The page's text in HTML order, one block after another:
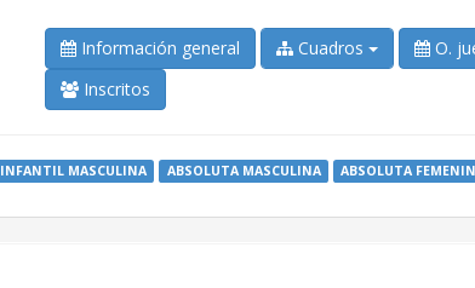
Información general Cuadros
O.
Inscritos
INFANTIL MASCULINA ABSOLUTA MASCULINA
ABSOLUTA